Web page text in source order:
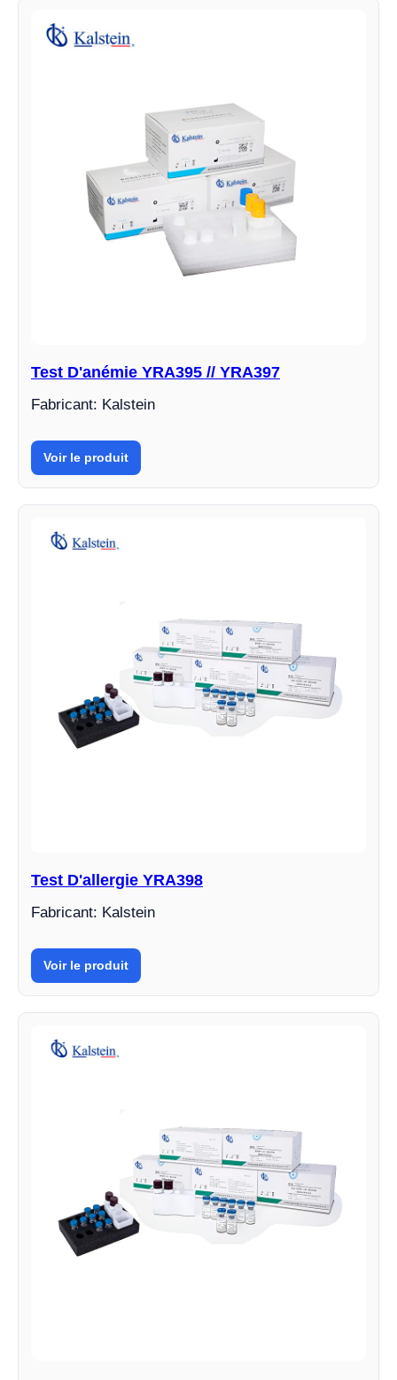
Test D'anémie YRA395 // YRA397
Fabricant: Kalstein
Voir le produit
Test D'allergie YRA398
Fabricant: Kalstein
Voir le produit